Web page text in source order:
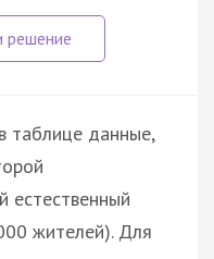
таблице данные,
естественный
жителей). Для